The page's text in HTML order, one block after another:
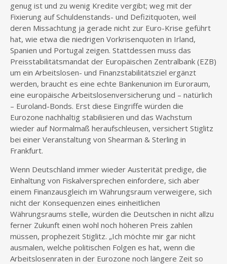
genug ist und zu wenig Kredite vergibt; weg mit der
Fixierung auf Schuldenstands- und Defizitquoten, weil
deren Missachtung ja gerade nicht zur Euro-Krise geführt
hat, wie etwa die niedrigen Vorkrisenquoten in Irland,
Spanien und Portugal zeigen. Stattdessen muss das
Preisstabilitätsmandat der Europäischen Zentralbank (EZB)
um ein Arbeitslosen- und Finanzstabilitätsziel ergänzt
werden, braucht es eine echte Bankenunion im Euroraum,
eine europäische Arbeitslosenversicherung und – natürlich
– Euroland-Bonds. Erst diese Eingriffe würden die
Eurozone nachhaltig stabilisieren und das Wachstum
wieder auf Normalmaß heraufschleusen, versichert Stiglitz
bei einer Veranstaltung von Shearman & Sterling in
Frankfurt.
Wenn Deutschland immer wieder Austerität predige, die
Einhaltung von Fiskalversprechen einfordere, sich aber
einem Finanzausgleich im Währungsraum verweigere, sich
nicht der Konsequenzen eines einheitlichen
Währungsraums stelle, würden die Deutschen in nicht allzu
ferner Zukunft einen wohl noch höheren Preis zahlen
müssen, prophezeit Stiglitz. „Ich möchte mir gar nicht
ausmalen, welche politischen Folgen es hat, wenn die
Arbeitslosenraten in der Eurozone noch längere Zeit so